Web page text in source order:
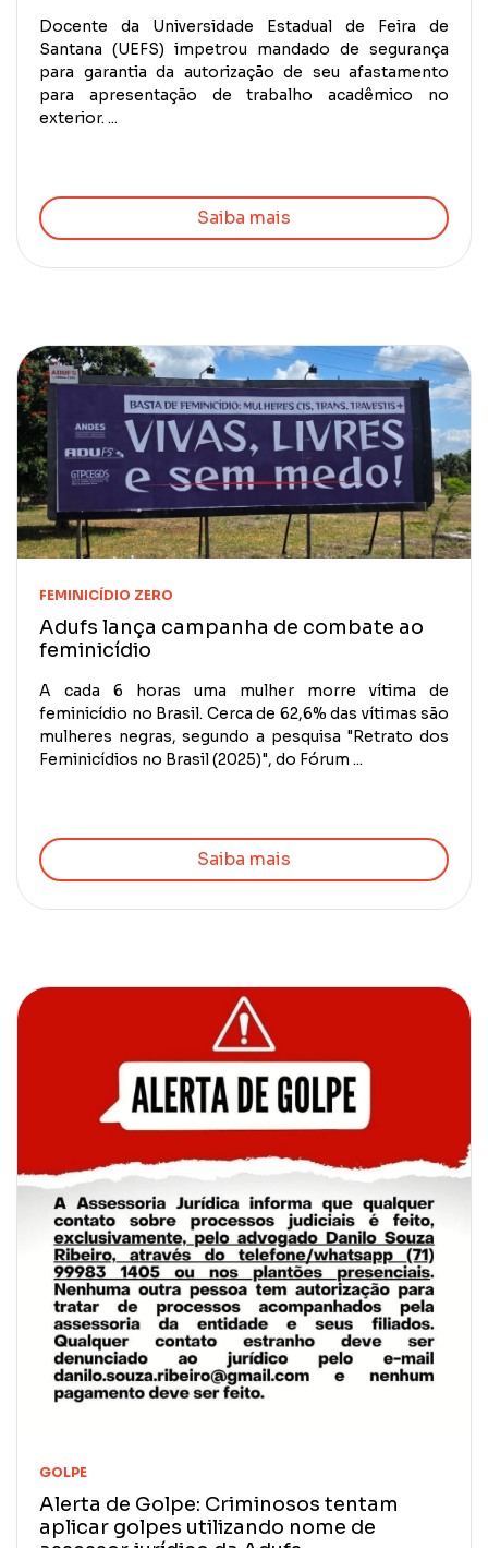
Docente da Universidade Estadual de Feira de
Santana (UEFS) impetrou mandado de segurança
para garantia da autorização de seu afastamento
para apresentação de trabalho acadêmico no
exterior. ...
Saiba mais
FEMINICÍDIO ZERO
Adufs lança campanha de combate ao
feminicídio
A cada 6 horas uma mulher morre vítima de
feminicídio no Brasil. Cerca de 62,6% das vítimas são
mulheres negras, segundo a pesquisa "Retrato dos
Feminicídios no Brasil (2025)", do Fórum ...
Saiba mais
GOLPE
Alerta de Golpe: Criminosos tentam
aplicar golpes utilizando nome de